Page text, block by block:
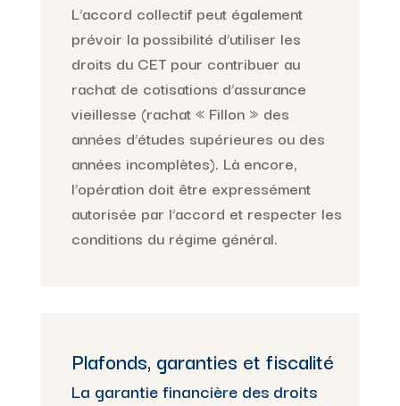
L’accord collectif peut également
prévoir la possibilité d’utiliser les
droits du CET pour contribuer au
rachat de cotisations d’assurance
vieillesse (rachat « Fillon » des
années d’études supérieures ou des
années incomplètes). Là encore,
l’opération doit être expressément
autorisée par l’accord et respecter les
conditions du régime général.
Plafonds, garanties et fiscalité
La garantie financière des droits